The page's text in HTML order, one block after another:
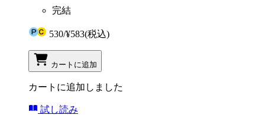
完結
530/¥583(税込)
カートに追加
カートに追加しました
試し読み